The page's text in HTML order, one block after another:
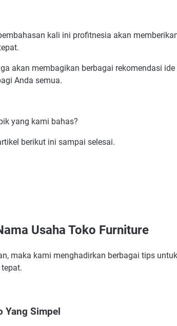
kali ini profitnesia akan
akan membagikan berbagai rekomendasi
Anda semua.
yang kami bahas?
berikut ini sampai selesai.
Furniture Yang Mengandung Makna Bagus
Nama Usaha Furniture Para Pesaing
Nama Usaha
Usaha Toko Furniture
maka kami menghadirkan berbagai tips
Yang Simpel